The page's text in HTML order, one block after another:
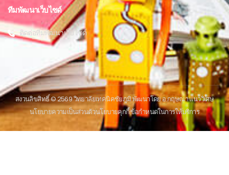
ทีมพัฒนาเว็บไซด์
ติดต่อทีมพัฒนาเว็บไซด์
สงวนลิขสิทธิ์ © 2569 วิทยาลัยเทคนิคชัยภูมิ พัฒนาโดย อ.กฤษณา แนววิเศษ
นโยบายความเป็นส่วนตัวนโยบายคุกกี้ข้อกําหนดในการให้บริการ